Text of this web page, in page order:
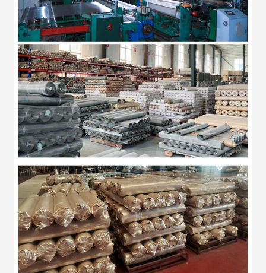
2 x 4
50 x
100
16; 15; 14;
13; 12
1.65 a
dos.
¿Qué
quieres
decir?
77
12 a 80 0.3-2.0
3 x 3
75 x
75
16; 15; 14;
13; 12
1.65 a
dos.
¿Qué
quieres
decir?
77
12 a 80 0.3-2.0
3 x 4
75 x
100
16; 15; 14;
13; 12
1.65 a
dos.
¿Qué
quieres
decir?
77
12 a 80 0.3-2.0
4 x 4
100 x
100
16; 15; 14;
13; 12
1.65 a
dos.
¿Qué
quieres
decir?
77
12 a 80 0.3-2.0